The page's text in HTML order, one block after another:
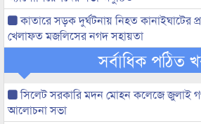
কাতারে সড়ক দুর্ঘটনায় নিহত কানাইঘাটের
খেলাফত মজলিসের নগদ সহায়তা
সর্বাধিক পঠিত
সিলেট সরকারি মদন মোহন কলেজে জুলাই
আলোচনা সভা